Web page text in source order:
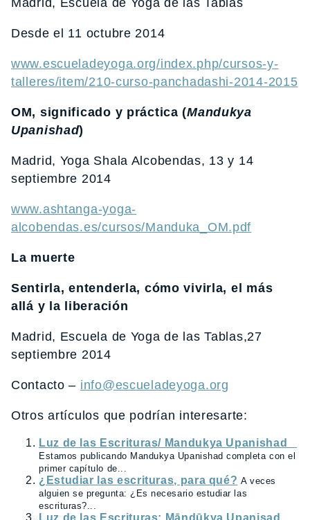
Desde el 11 octubre 2014
www.escueladeyoga.org/index.php/cursos-y-
talleres/item/210-curso-panchadashi-2014-2015
OM, significado y práctica (Mandukya
Upanishad)
Madrid, Yoga Shala Alcobendas, 13 y 14
septiembre 2014
www.ashtanga-yoga-
alcobendas.es/cursos/Manduka_OM.pdf
La muerte
Sentirla, entenderla, cómo vivirla, el más
allá y la liberación
Madrid, Escuela de Yoga de las Tablas,27
septiembre 2014
Contacto – info@escueladeyoga.org
Otros artículos que podrían interesarte:
Luz de las Escrituras/ Mandukya Upanishad
Estamos publicando Mandukya Upanishad completa con el
primer capítulo de...
¿Estudiar las escrituras, para qué? A veces
alguien se pregunta: ¿Es necesario estudiar las
escrituras?...
Luz de las Escrituras: Māṇḍūkya Upaniṣad